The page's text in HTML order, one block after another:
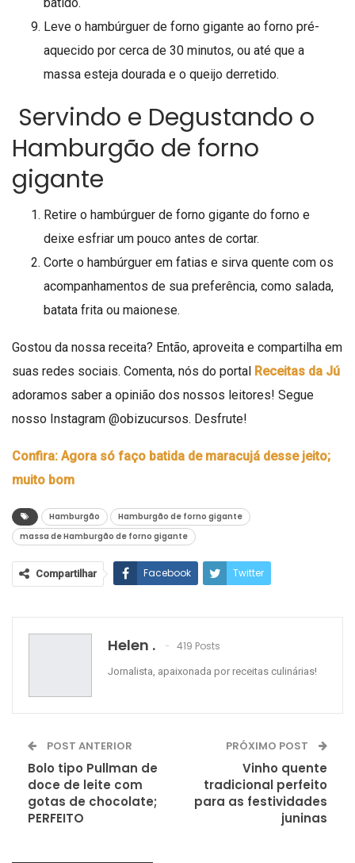
Leve o hambúrguer de forno gigante ao forno pré-
aquecido por cerca de 30 minutos, ou até que a
massa esteja dourada e o queijo derretido.
Servindo e Degustando o
Hamburgão de forno
gigante
Retire o hambúrguer de forno gigante do forno e
deixe esfriar um pouco antes de cortar.
Corte o hambúrguer em fatias e sirva quente com os
acompanhamentos de sua preferência, como salada,
batata frita ou maionese.
Gostou da nossa receita? Então, aproveita e compartilha em
suas redes sociais. Comenta, nós do portal Receitas da Jú
adoramos saber a opinião dos nossos leitores! Segue
nosso Instagram @obizucursos. Desfrute!
Confira: Agora só faço batida de maracujá desse jeito;
muito bom
Hamburgão
Hamburgão de forno gigante
massa de Hamburgão de forno gigante
Compartilhar Facebook Twitter
WhatsApp
Helen . 419 Posts
Jornalista, apaixonada por receitas culinárias!
POST ANTERIOR
Bolo tipo Pullman de
doce de leite com
gotas de chocolate;
PERFEITO
PRÓXIMO POST
Vinho quente
tradicional perfeito
para as festividades
juninas